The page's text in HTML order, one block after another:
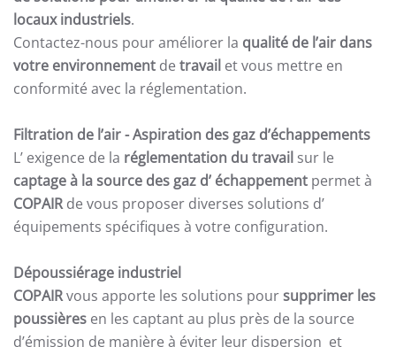
locaux industriels.
Contactez-nous pour améliorer la qualité de l’air dans
votre environnement de travail et vous mettre en
conformité avec la réglementation.
Filtration de l’air- Aspiration des gaz d’échappements
L’ exigence de la réglementation du travail sur le
captage à la source des gaz d’ échappement permet à
COPAIRde vous proposer diverses solutions d’
équipements spécifiques à votre configuration.
Dépoussiérage industriel
COPAIRvous apporte les solutions poursupprimer les
poussières en les captant au plus près de la source
d’émission de manière à éviter leur dispersion et